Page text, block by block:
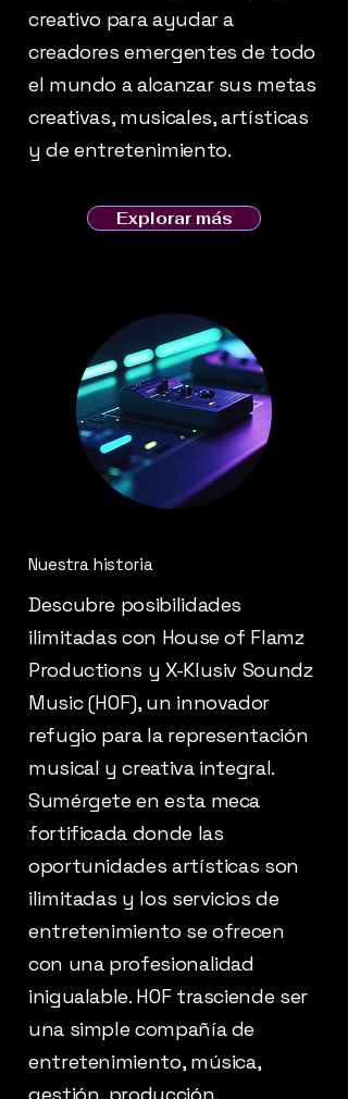
creativo para ayudar a
creadores emergentes de todo
el mundo a alcanzar sus metas
creativas, musicales, artísticas
y de entretenimiento.
Explorar más
Nuestra historia
Descubre posibilidades
ilimitadas con House of Flamz
Productions y X-Klusiv Soundz
Music (HOF), un innovador
refugio para la representación
musical y creativa integral.
Sumérgete en esta meca
fortificada donde las
oportunidades artísticas son
ilimitadas y los servicios de
entretenimiento se ofrecen
con una profesionalidad
inigualable. HOF trasciende ser
una simple compañía de
entretenimiento, música,